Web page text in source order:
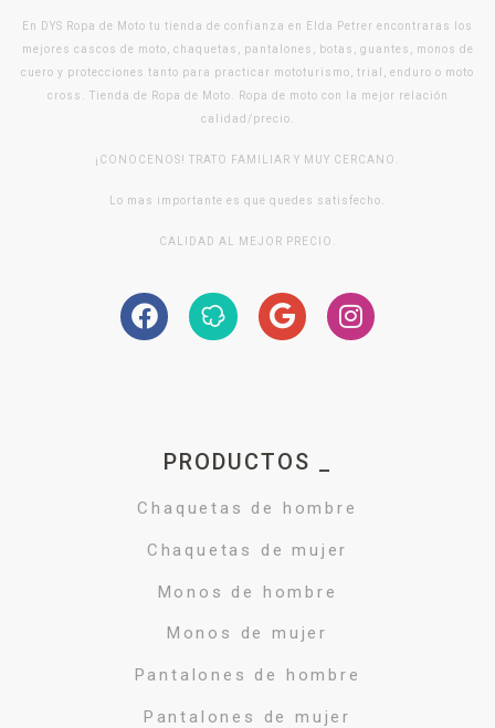
En DYS Ropa de Moto tu tienda de confianza en Elda Petrer encontraras los
mejores cascos de moto, chaquetas, pantalones, botas, guantes, monos de
cuero y protecciones tanto para practicar mototurismo, trial, enduro o moto
cross. Tienda de Ropa de Moto. Ropa de moto con la mejor relación
calidad/precio.
¡CONOCENOS! TRATO FAMILIAR Y MUY CERCANO.
Lo mas importante es que quedes satisfecho.
CALIDAD AL MEJOR PRECIO.
PRODUCTOS _
Chaquetas de hombre
Chaquetas de mujer
Monos de hombre
Monos de mujer
Pantalones de hombre
Pantalones de mujer